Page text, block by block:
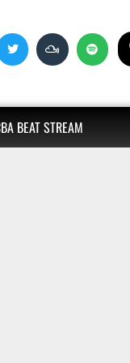
BEAT STREAM